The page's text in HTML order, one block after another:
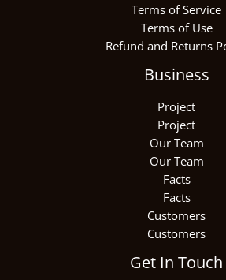
Terms of Service
Terms of Use
Refund and Returns
Business
Project
Project
Our Team
Our Team
Facts
Facts
Customers
Customers
Get In Touch